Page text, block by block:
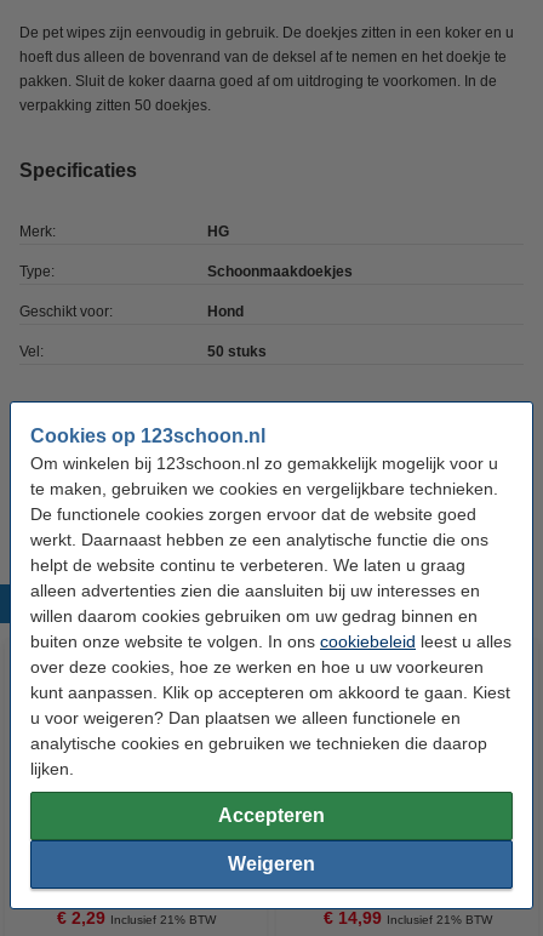
Cookies op 123schoon.nl
Om winkelen bij 123schoon.nl zo gemakkelijk mogelijk voor u
te maken, gebruiken we cookies en vergelijkbare technieken.
De functionele cookies zorgen ervoor dat de website goed
werkt. Daarnaast hebben ze een analytische functie die ons
helpt de website continu te verbeteren. We laten u graag
alleen advertenties zien die aansluiten bij uw interesses en
willen daarom cookies gebruiken om uw gedrag binnen en
buiten onze website te volgen. In ons cookiebeleid leest u alles
over deze cookies, hoe ze werken en hoe u uw voorkeuren
kunt aanpassen. Klik op accepteren om akkoord te gaan. Kiest
u voor weigeren? Dan plaatsen we alleen functionele en
analytische cookies en gebruiken we technieken die daarop
lijken.
Accepteren
Weigeren
De pet wipes zijn eenvoudig in gebruik. De doekjes zitten in een koker en u
hoeft dus alleen de bovenrand van de deksel af te nemen en het doekje te
pakken. Sluit de koker daarna goed af om uitdroging te voorkomen. In de
verpakking zitten 50 doekjes.
Specificaties
Merk: HG
Type: Schoonmaakdoekjes
Geschikt voor: Hond
Vel: 50 stuks
12 stuks - 50 stuks
€ 57,50
Populaire producten
€ 2,29 Inclusief 21% BTW € 14,99 Inclusief 21% BTW